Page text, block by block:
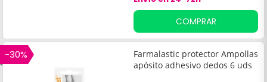
con gel de silicona.
COMPRAR
-30%
Farmalastic protector Ampollas
apósito adhesivo dedos 6 uds